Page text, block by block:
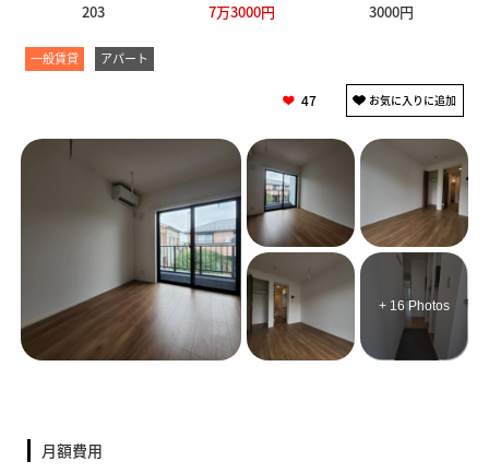
203 7万3000円 3000円
一般賃貸 アパート
47
+ 16 Photos
月額費用